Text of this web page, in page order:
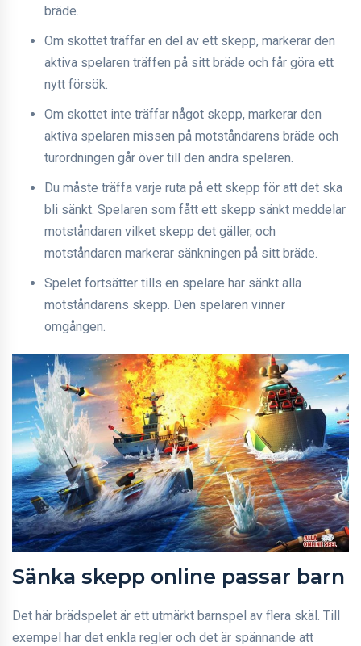
bräde.
Om skottet träffar en del av ett skepp, markerar den
aktiva spelaren träffen på sitt bräde och får göra ett
nytt försök.
Om skottet inte träffar något skepp, markerar den
aktiva spelaren missen på motståndarens bräde och
turordningen går över till den andra spelaren.
Du måste träffa varje ruta på ett skepp för att det ska
bli sänkt. Spelaren som fått ett skepp sänkt meddelar
motståndaren vilket skepp det gäller, och
motståndaren markerar sänkningen på sitt bräde.
Spelet fortsätter tills en spelare har sänkt alla
motståndarens skepp. Den spelaren vinner
omgången.
Sänka skepp online passar barn
Det här brädspelet är ett utmärkt barnspel av flera skäl. Till
exempel har det enkla regler och det är spännande att